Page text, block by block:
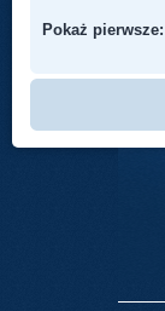
Pokaż pierwsze: